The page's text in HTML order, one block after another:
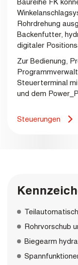
Baureihe FK
Rohrdrehung
Backenfutter,
digitaler
Zur Bedienung,
Steuerterminal
und dem
Steuerungen
Rohrvorschub
Biegearm